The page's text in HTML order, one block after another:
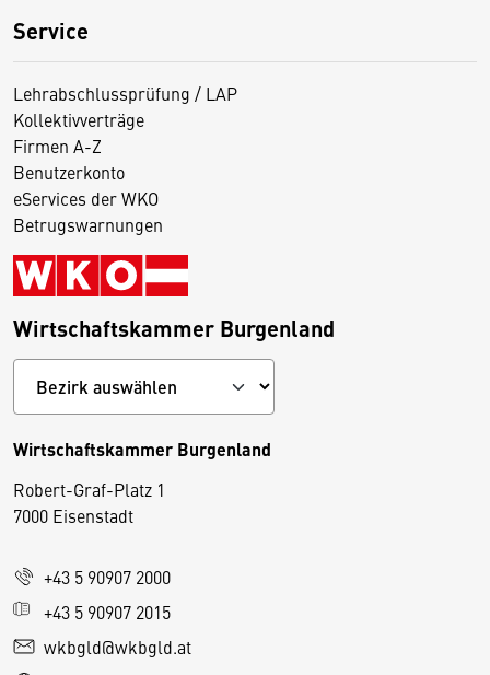
Service
Lehrabschlussprüfung / LAP
Kollektivverträge
Firmen A-Z
Benutzerkonto
eServices der WKO
Betrugswarnungen
Wirtschaftskammer Burgenland
Wirtschaftskammer Burgenland
Robert-Graf-Platz 1
7000 Eisenstadt
+43 5 90907 2000
+43 5 90907 2015
wkbgld@wkbgld.at
D
s
e
S